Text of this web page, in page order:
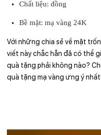
Chất liệu: đồng
Bề mặt: mạ vàng 24K
Với những chia sẻ về mặt
viết này chắc hẳn đã có thể
quà tặng phải không nào?
quà tặng mạ vàng ưng ý nhất!